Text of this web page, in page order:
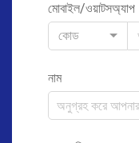
মোবাইল/ওয়াটসঅ্যাপ
কোড
নাম